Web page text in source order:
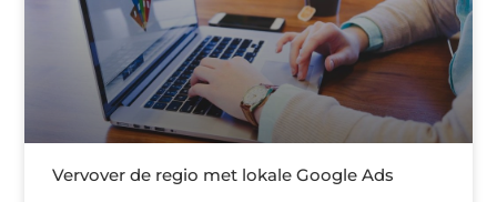
Vervover de regio met lokale Google Ads